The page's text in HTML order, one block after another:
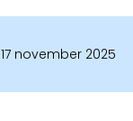
17 november 2025